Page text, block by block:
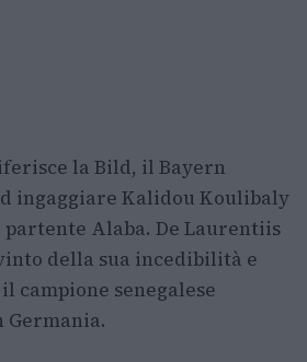
la Bild, il Bayern
ingaggiare Kalidou Koulibaly
Alaba. De Laurentiis
della sua incedibilità e
campione senegalese